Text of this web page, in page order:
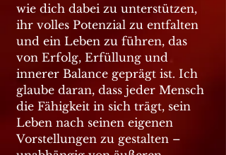
wie dich dabei zu unterstützen,
ihr volles Potenzial zu entfalten
und ein Leben zu führen, das
von Erfolg, Erfüllung und
innerer Balance geprägt ist. Ich
glaube daran, dass jeder Mensch
die Fähigkeit in sich trägt, sein
Leben nach seinen eigenen
Vorstellungen zu gestalten –